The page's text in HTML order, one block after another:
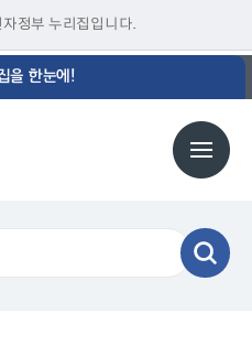
정부 누리집입니다.
을 한눈에!